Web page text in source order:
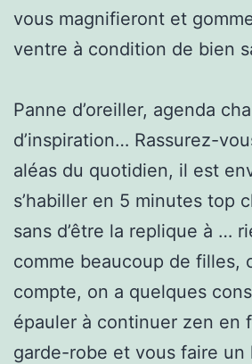
vous magnifieront et
ventre à condition de bien
Panne d’oreiller, agenda
d’inspiration… Rassurez-
aléas du quotidien, il est
s’habiller en 5 minutes top
sans d’être la replique à …
comme beaucoup de filles,
compte, on a quelques
épauler à continuer zen en
garde-robe et vous faire un